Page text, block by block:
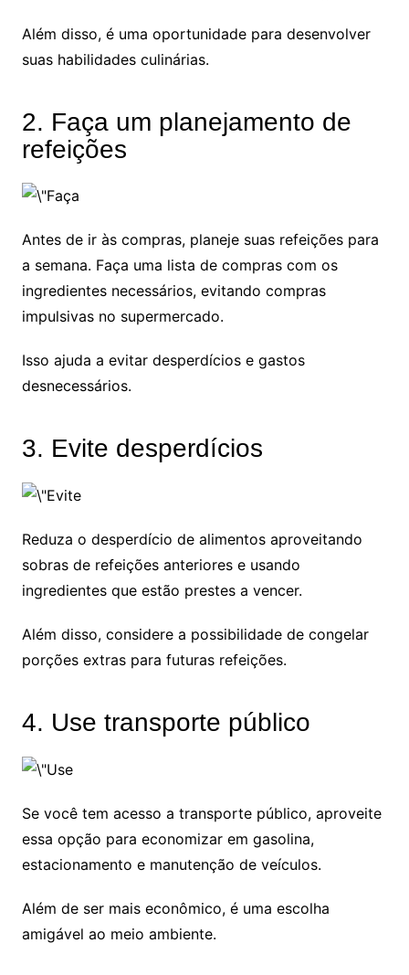
Além disso, é uma oportunidade para desenvolver
suas habilidades culinárias.
2. Faça um planejamento de
refeições
Antes de ir às compras, planeje suas refeições para
a semana. Faça uma lista de compras com os
ingredientes necessários, evitando compras
impulsivas no supermercado.
Isso ajuda a evitar desperdícios e gastos
desnecessários.
3. Evite desperdícios
Reduza o desperdício de alimentos aproveitando
sobras de refeições anteriores e usando
ingredientes que estão prestes a vencer.
Além disso, considere a possibilidade de congelar
porções extras para futuras refeições.
4. Use transporte público
Se você tem acesso a transporte público, aproveite
essa opção para economizar em gasolina,
estacionamento e manutenção de veículos.
Além de ser mais econômico, é uma escolha
amigável ao meio ambiente.